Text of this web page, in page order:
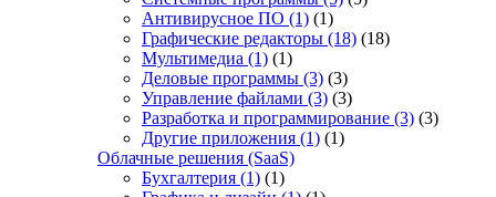
Антивирусное ПО (1) (1)
Графические редакторы (18) (18)
Мультимедиа (1) (1)
Деловые программы (3) (3)
Управление файлами (3) (3)
Разработка и программирование (3) (3)
Другие приложения (1) (1)
Облачные решения (SaaS)
Бухгалтерия (1) (1)